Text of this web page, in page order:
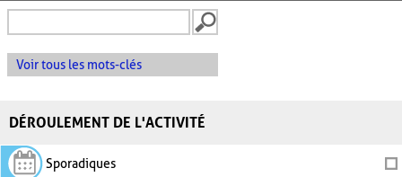
Voir tous les mots-clés
DÉROULEMENT DE L'ACTIVITÉ
Sporadiques